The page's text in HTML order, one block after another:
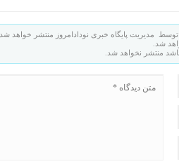
مدیریت پایگاه خبری نودادامروز منتشر خواهد شد.
شد.
منتشر نخواهد شد.